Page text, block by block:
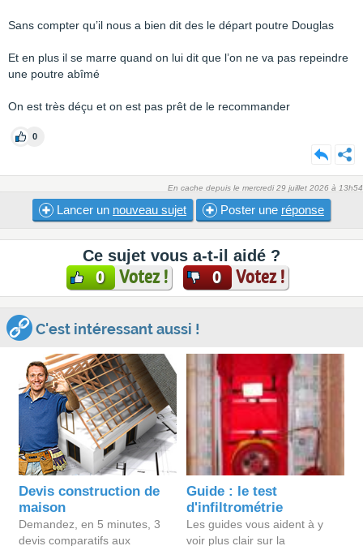
Sans compter qu’il nous a bien dit des le départ poutre Douglas
Et en plus il se marre quand on lui dit que l’on ne va pas repeindre
une poutre abîmé
On est très déçu et on est pas prêt de le recommander
0
En cache depuis le mercredi 29 juillet 2026 à 13h54
Lancer un nouveau sujet Poster une réponse
Ce sujet vous a-t-il aidé ?
0 Votez ! 0 Votez !
C'est intéressant aussi !
Devis construction de
maison
Demandez, en 5 minutes, 3
devis comparatifs aux
Guide : le test
d'infiltrométrie
Les guides vous aident à y
voir plus clair sur la